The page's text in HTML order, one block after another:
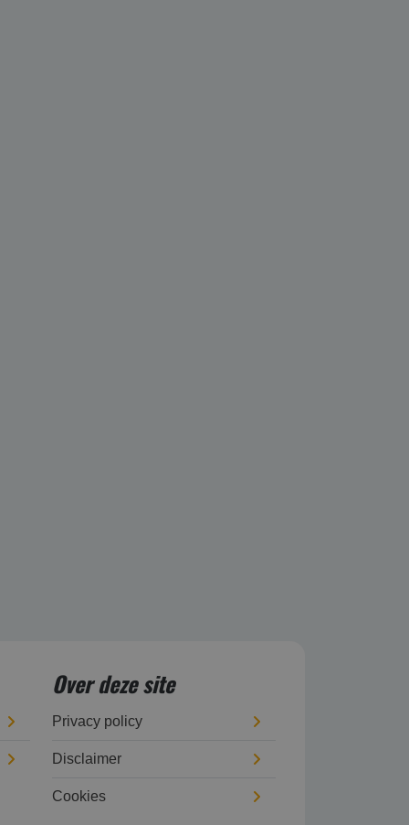
Over deze site
Privacy policy
Disclaimer
Cookies